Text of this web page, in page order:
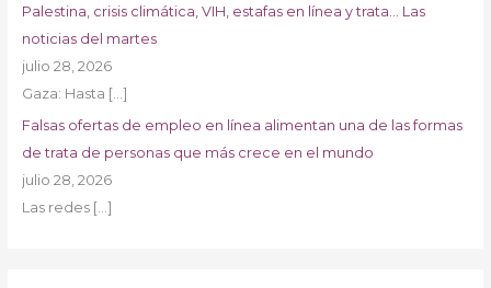
Palestina, crisis climática, VIH, estafas en línea y trata… Las
noticias del martes
julio 28, 2026
Gaza: Hasta […]
Falsas ofertas de empleo en línea alimentan una de las formas
de trata de personas que más crece en el mundo
julio 28, 2026
Las redes […]